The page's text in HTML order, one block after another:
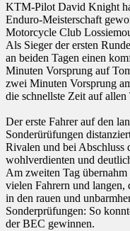
KTM-Pilot David Knight
Enduro-Meisterschaft
Motorcycle Club
Als Siegerder ersten
an beiden Tagen einen
Minuten Vorsprung auf
zwei Minuten Vorsprung
die schnellste Zeit auf allen
Der erste Fahrer auf den
Sonderürüfungen
Rivalen und bei Abschluss
wohlverdienten und
Am zweiten Tag
vielen Fahrern und
in den rauen und
Sonderprüfungen: So
der BEC gewinnen.